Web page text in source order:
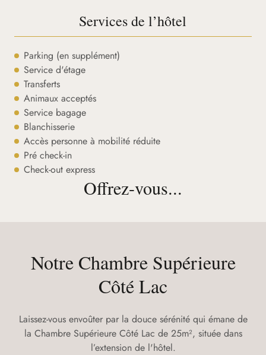
Services de l’hôtel
Parking (en supplément)
Service d'étage
Transferts
Animaux acceptés
Service bagage
Blanchisserie
Accès personne à mobilité réduite
Pré check-in
Check-out express
Offrez-vous...
Notre Chambre Supérieure
Côté Lac
Laissez-vous envoûter par la douce sérénité qui émane de
la Chambre Supérieure Côté Lac de 25m², située dans
l’extension de l'hôtel.